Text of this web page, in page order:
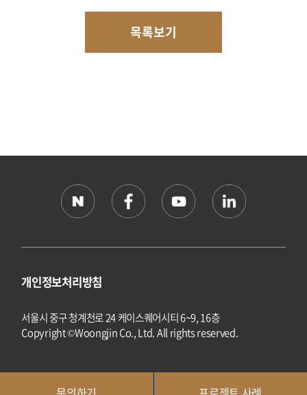
목록보기
개인정보처리방침
서울시 중구 청계천로 24 케이스퀘어시티 6~9, 16층
Copyright ©Woongjin Co., Ltd. All rights reserved.